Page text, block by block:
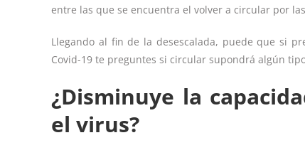
entre las que se encuentra el volver a circular por
Llegando al fin de la desescalada, puede que si
Covid-19 te preguntes si circular supondrá algún
¿Disminuye la
el virus?